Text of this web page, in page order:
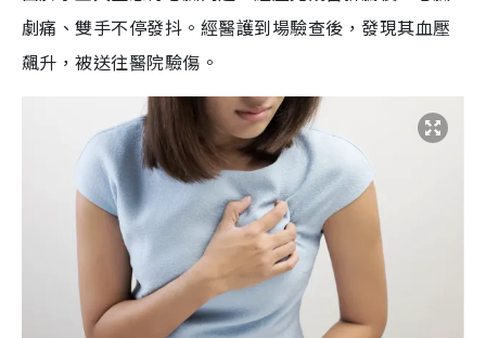
劇痛、雙手不停發抖。經醫護到場驗查後，發現其血壓
飆升，被送往醫院驗傷。